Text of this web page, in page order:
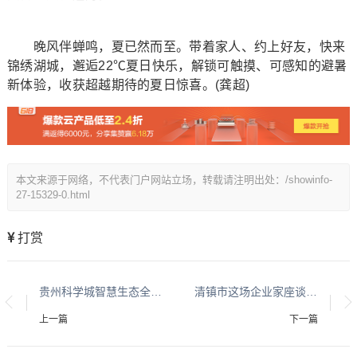
晚风伴蝉鸣，夏已然而至。带着家人、约上好友，快来
锦绣湖城，邂逅22℃夏日快乐，解锁可触摸、可感知的避暑
新体验，收获超越期待的夏日惊喜。(龚超)
本文来源于网络，不代表门户网站立场，转载请注明出处：/showinfo-
27-15329-0.html
打赏
贵州科学城智慧生态全媒体体验行活动启动
上一篇 下一篇